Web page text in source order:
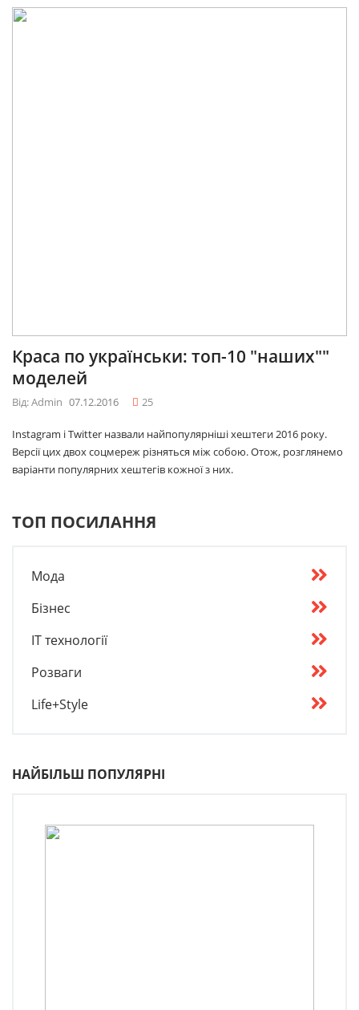
Краса по українськи: топ-10 "наших""
моделей
Від: Admin 07.12.2016 25
Instagram і Twitter назвали найпопулярніші хештеги 2016 року.
Версії цих двох соцмереж різняться між собою. Отож, розглянемо
варіанти популярних хештегів кожної з них.
ТОП ПОСИЛАННЯ
Мода
Бізнес
IT технології
Розваги
Life+Style
НАЙБІЛЬШ ПОПУЛЯРНІ